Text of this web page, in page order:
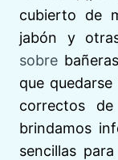
cubierto de
jabón y
sobre
que
correctos
brindamos
sencillas